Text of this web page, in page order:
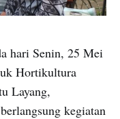
hari Senin, 25 Mei
Hortikultura
Layang,
kegiatan